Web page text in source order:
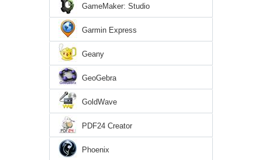
GameMaker: Studio
Garmin Express
Geany
GeoGebra
GoldWave
PDF24 Creator
Phoenix